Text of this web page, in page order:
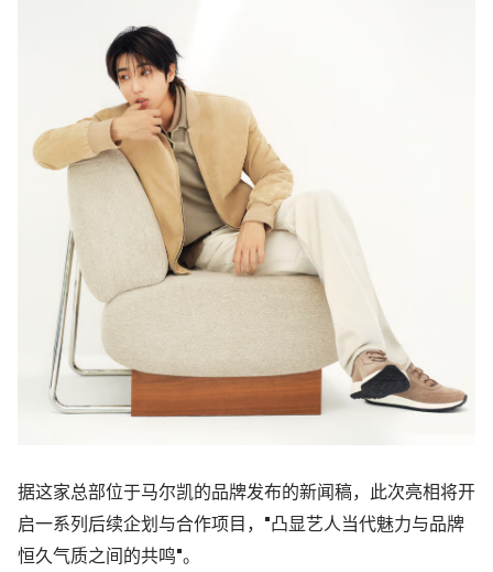
据这家总部位于马尔凯的品牌发布的新闻稿，此次亮相将开
启一系列后续企划与合作项目，"凸显艺人当代魅力与品牌
恒久气质之间的共鸣"。